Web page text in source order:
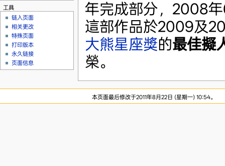
年完成部分，2008
這部作品於2009及
大熊星座獎的最佳擬
榮。
工具
链入页面
相关更改
特殊页面
打印版本
永久链接
页面信息
本页面最后修改于2011年8月22日 (星期一) 10:54。